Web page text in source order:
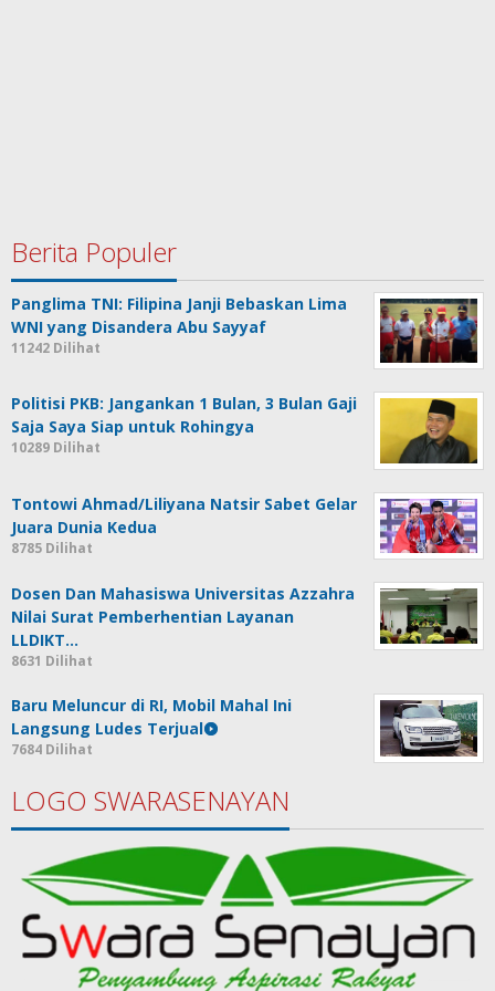
Berita Populer
Panglima TNI: Filipina Janji Bebaskan Lima
WNI yang Disandera Abu Sayyaf
11242 Dilihat
Politisi PKB: Jangankan 1 Bulan, 3 Bulan Gaji
Saja Saya Siap untuk Rohingya
10289 Dilihat
Tontowi Ahmad/Liliyana Natsir Sabet Gelar
Juara Dunia Kedua
8785 Dilihat
Dosen Dan Mahasiswa Universitas Azzahra
Nilai Surat Pemberhentian Layanan
LLDIKT…
8631 Dilihat
Baru Meluncur di RI, Mobil Mahal Ini
Langsung Ludes Terjual
7684 Dilihat
LOGO SWARASENAYAN